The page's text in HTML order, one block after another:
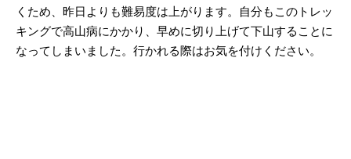
くため、昨日よりも難易度は上がります。自分もこのトレッ
キングで高山病にかかり、早めに切り上げて下山することに
なってしまいました。行かれる際はお気を付けください。